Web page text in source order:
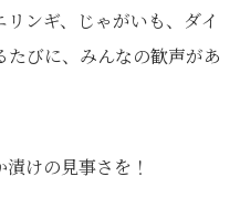
ンギ、じゃがいも、ダイ
びに、みんなの歓声があ
けの見事さを！